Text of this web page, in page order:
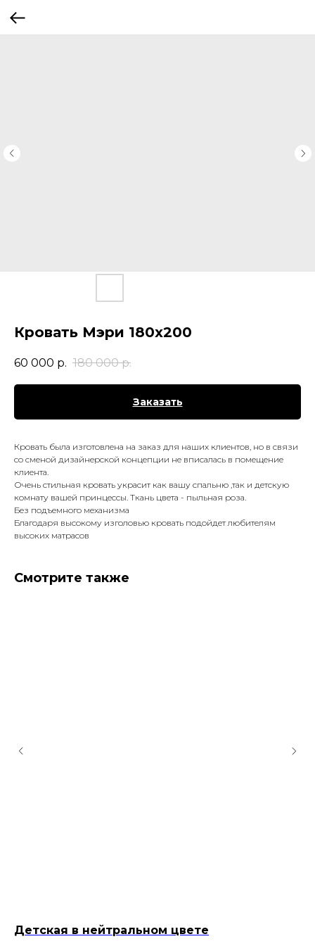
Кровать Мэри 180х200
60 000 р. 180 000 р.
Заказать
Кровать была изготовлена на заказ для наших клиентов, но в связи
со сменой дизайнерской концепции не вписалась в помещение
клиента.
Очень стильная кровать украсит как вашу спальню ,так и детскую
комнату вашей принцессы. Ткань цвета - пыльная роза.
Без подъемного механизма
Благодаря высокому изголовью кровать подойдет любителям
высоких матрасов
Смотрите также
Детская в нейтральном цвете